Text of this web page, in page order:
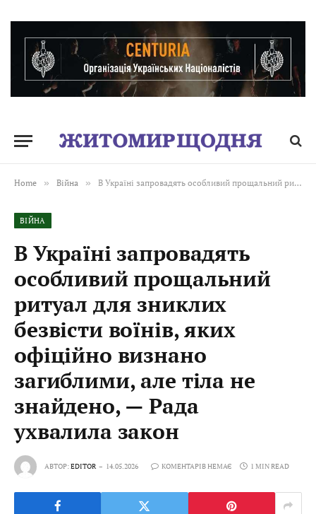
Home » Війна » В Україні запровадять особливий прощальний ритуал для зниклих безвісти воїнів, яких офіційно визнано загиблими, але тіла не знайдено, — Рада ухвалила закон
ВІЙНА
В Україні запровадять
особливий прощальний
ритуал для зниклих
безвісти воїнів, яких
офіційно визнано
загиблими, але тіла не
знайдено, — Рада
ухвалила закон
АВТОР:EDITOR 14.05.2026 КОМЕНТАРІВ НЕМАЄ 1 MIN READ